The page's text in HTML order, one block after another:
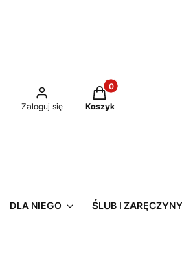
Zaloguj się
Produkty w
Koszyk
DLA NIEGO ŚLUB I ZARĘCZYNY